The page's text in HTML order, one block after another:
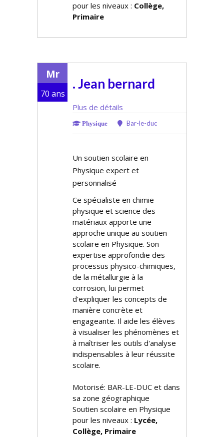
pour les niveaux : Collège,
Primaire
Mr
70 ans
. Jean bernard
Plus de détails
Physique Bar-le-duc
Un soutien scolaire en
Physique expert et
personnalisé
Ce spécialiste en chimie
physique et science des
matériaux apporte une
approche unique au soutien
scolaire en Physique. Son
expertise approfondie des
processus physico-chimiques,
de la métallurgie à la
corrosion, lui permet
d'expliquer les concepts de
manière concrète et
engageante. Il aide les élèves
à visualiser les phénomènes et
à maîtriser les outils d'analyse
indispensables à leur réussite
scolaire.
Motorisé: BAR-LE-DUC et dans
sa zone géographique
Soutien scolaire en Physique
pour les niveaux : Lycée,
Collège, Primaire